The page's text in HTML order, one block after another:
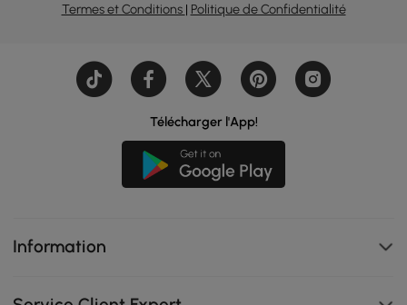
Termes et Conditions | Politique de Confidentialité
Télécharger l'App!
Information